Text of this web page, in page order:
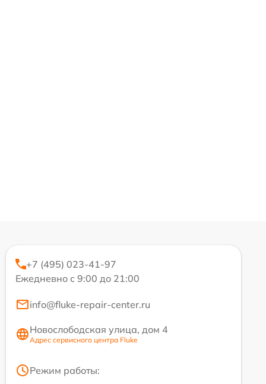
+7 (495) 023-41-97
Ежедневно с 9:00 до 21:00
info@fluke-repair-center.ru
Новослободская улица, дом 4
Адрес сервисного центра Fluke
Режим работы: